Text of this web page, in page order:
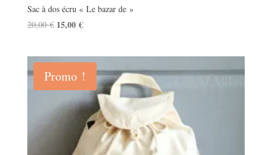
Sac à dos écru « Le bazar de »
20,00€ Le
était :
20,00 €.
15,00€Le
est :
15,00 €.
Promo !